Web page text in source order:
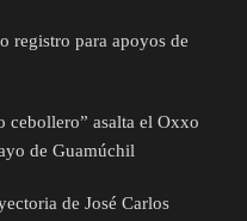
registro para apoyos de
cebollero” asalta el Oxxo
de Guamúchil
de José Carlos